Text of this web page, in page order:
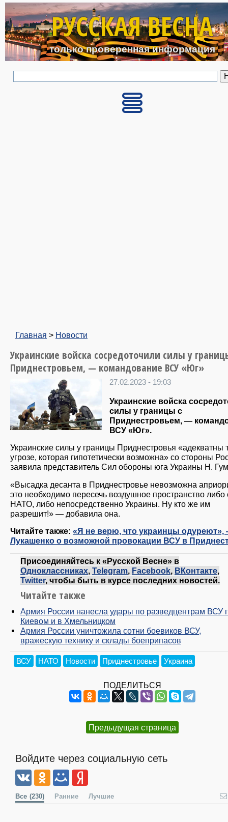
Перейти к основному
РУССКАЯ ВЕСНА
только проверенная информация
Главная > Новости
Украинские войска сосредоточили силы у
Приднестровьем, — командование ВСУ «Юг»
27.02.2023 - 19:03
Украинские войска
силы у границы с
Приднестровьем, —
ВСУ «Юг».
Украинские силы у границы Приднестровья «адекватны
угрозе, которая гипотетически возможна» со стороны
заявила представитель Сил обороны юга Украины Н.
«Высадка десанта в Приднестровье невозможна
это необходимо пересечь воздушное пространство либо
НАТО, либо непосредственно Украины. Ну кто же им
разрешит!» — добавила она.
Читайте также: «Я не верю, что украинцы
Лукашенко о возможной провокации ВСУ в
Присоединяйтесь к «Русской Весне» в
Одноклассниках, Telegram, Facebook, ВКонтакте,
Twitter, чтобы быть в курсе последних новостей.
Читайте также
Армия России нанесла удары по разведцентрам ВСУ
Киевом и в Хмельницком
Армия России уничтожила сотни боевиков ВСУ,
вражескую технику и склады боеприпасов
ВСУ НАТО Новости Приднестровье Украина
ПОДЕЛИТЬСЯ
Предыдущая страница
Войдите через социальную сеть
Все (230) Ранние Лучшие